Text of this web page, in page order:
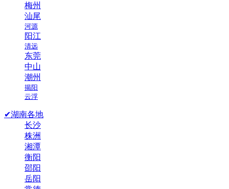
梅州
汕尾
河源
阳江
清远
东莞
中山
潮州
揭阳
云浮
✔湖南各地
长沙
株洲
湘潭
衡阳
邵阳
岳阳